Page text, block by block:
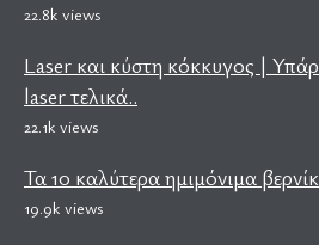
22.8k views
Laser και κύστη κόκκυγος |
laser τελικά..
22.1k views
Τα 10 καλύτερα ημιμόνιμα
19.9k views